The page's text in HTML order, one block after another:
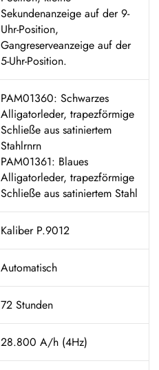
Sekundenanzeige auf der 9-
Uhr-Position,
Gangreserveanzeige auf der
5-Uhr-Position.
PAM01360: Schwarzes
Alligatorleder, trapezförmige
Schließe aus satiniertem
Stahlrnrn
PAM01361: Blaues
Alligatorleder, trapezförmige
Schließe aus satiniertem Stahl
Kaliber P.9012
Automatisch
72 Stunden
28.800 A/h (4Hz)